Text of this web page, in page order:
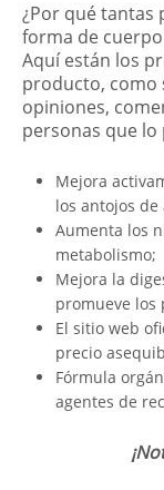
¿Por qué tantas
forma de
Aquí están los
producto, como
opiniones,
personas que
Mejora
los antojos de
Aumenta los
metabolismo;
Mejora la
promueve los
El sitio web
precio
Fórmula
agentes de